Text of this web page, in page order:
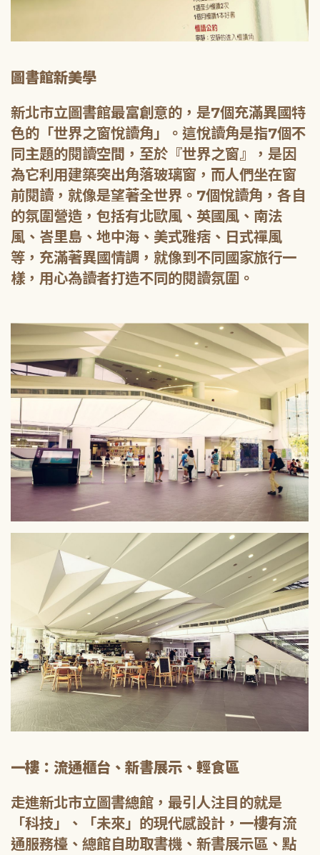
圖書館新美學
新北市立圖書館最富創意的，是7個充滿異國特
色的「世界之窗悅讀角」。這悅讀角是指7個不
同主題的閱讀空間，至於『世界之窗』，是因
為它利用建築突出角落玻璃窗，而人們坐在窗
前閱讀，就像是望著全世界。7個悅讀角，各自
的氛圍營造，包括有北歐風、英國風、南法
風、峇里島、地中海、美式雅痞、日式禪風
等，充滿著異國情調，就像到不同國家旅行一
樣，用心為讀者打造不同的閱讀氛圍。
一樓：流通櫃台、新書展示、輕食區
走進新北市立圖書總館，最引人注目的就是
「科技」、「未來」的現代感設計，一樓有流
通服務檯、總館自助取書機、新書展示區、點